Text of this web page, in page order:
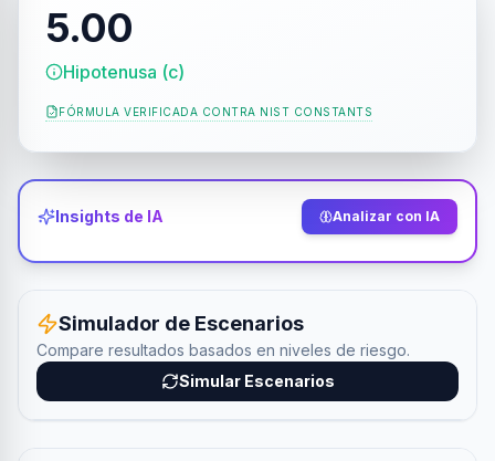
5.00
Hipotenusa (c)
FÓRMULA VERIFICADA CONTRA NIST CONSTANTS
Insights de IA Analizar con IA
Simulador de Escenarios
Compare resultados basados en niveles de riesgo.
Simular Escenarios